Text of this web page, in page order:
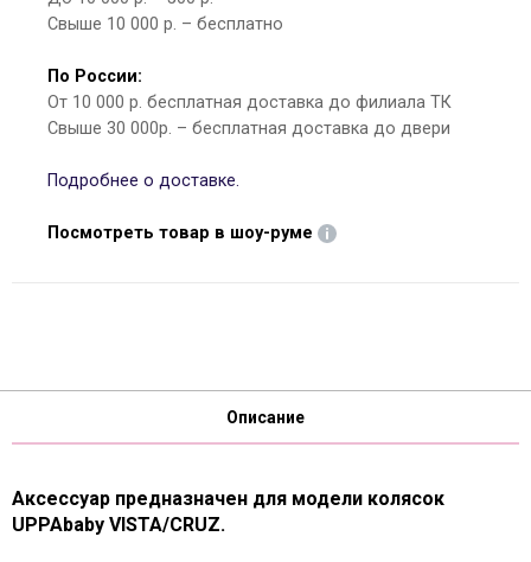
Свыше 10 000 р. – бесплатно
По России:
От 10 000 р. бесплатная доставка до филиала ТК
Свыше 30 000р. – бесплатная доставка до двери
Подробнее о доставке.
Посмотреть товар в шоу-руме
Описание
Аксессуар предназначен для модели колясок
UPPAbaby VISTA/CRUZ.